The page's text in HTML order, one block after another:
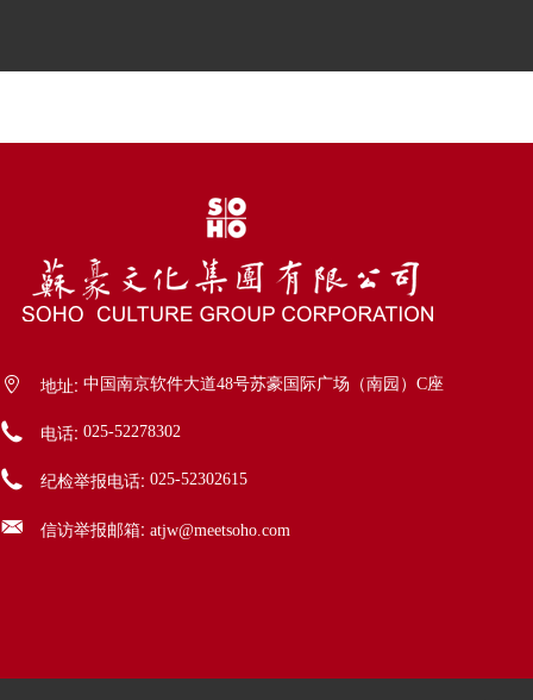
地址: 中国南京软件大道48号苏豪国际广场（南园）C座
电话: 025-52278302
纪检举报电话: 025-52302615
信访举报邮箱: atjw@meetsoho.com